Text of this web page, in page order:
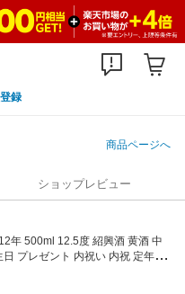
録
商品ページへ
ショップレビュー
年 500ml 12.5度 紹興酒 黄酒 中
プレゼント 内祝い 内祝 定年退
級 お祝い お礼 御歳暮 贈り物 贈
寿祝い 退職 お返し 父の日 老酒 お